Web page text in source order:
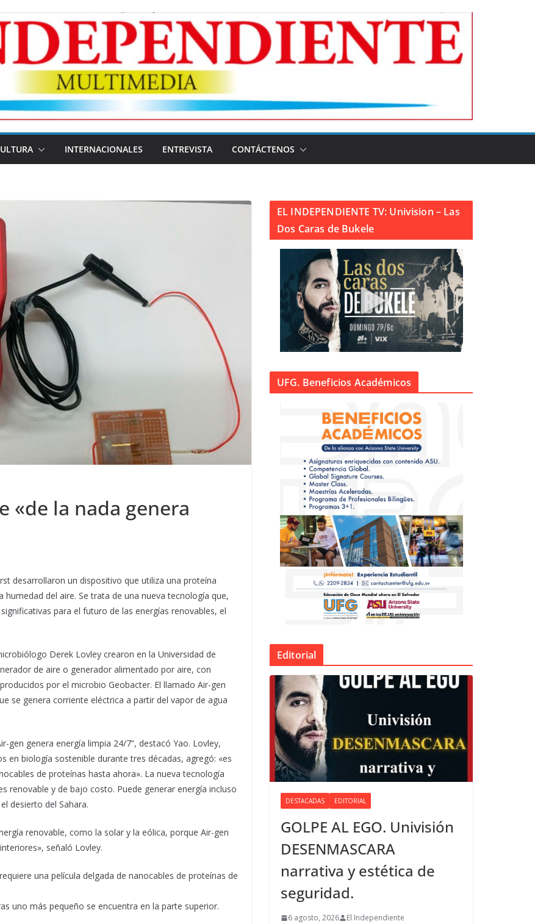
INTERNACIONALES ENTREVISTA CONTÁCTENOS
«de la nada genera
desarrollaron un dispositivo que utiliza una proteína
del aire. Se trata de una nueva tecnología que,
para el futuro de las energías renovables, el
Derek Lovley crearon en la Universidad de
de aire o generador alimentado por aire, con
por el microbio Geobacter. El llamado Air-gen
se genera corriente eléctrica a partir del vapor de agua
gen genera energía limpia 24/7”, destacó Yao. Lovley,
en biología sostenible durante tres décadas, agregó: «es
de proteínas hasta ahora». La nueva tecnología
renovable y de bajo costo. Puede generar energía incluso
desierto del Sahara.
renovable, como la solar y la eólica, porque Air-gen
señaló Lovley.
una película delgada de nanocables de proteínas de
uno más pequeño se encuentra en la parte superior.
EL INDEPENDIENTE TV: Univision – Las
Dos Caras de Bukele
UFG. Beneficios Académicos
Editorial
DESTACADAS EDITORIAL
GOLPE AL EGO. Univisión
DESENMASCARA
narrativa y estética de
seguridad.
6 agosto, 2026 El Independiente